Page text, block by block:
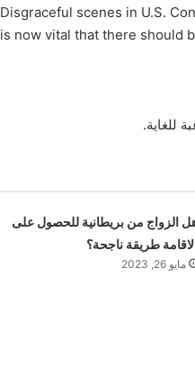
Disgraceful scenes in U.S.
is now vital that there should
للغاية.
الزواج من بريطانية للحصول على
طريقة ناجحة؟
مايو 26, 2023